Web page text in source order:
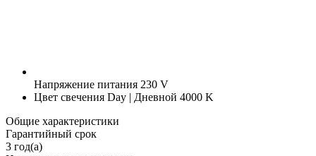
Напряжение питания 230 V
Цвет свечения Day | Дневной 4000 K
Общие характеристики
Гарантийный срок
3 год(а)